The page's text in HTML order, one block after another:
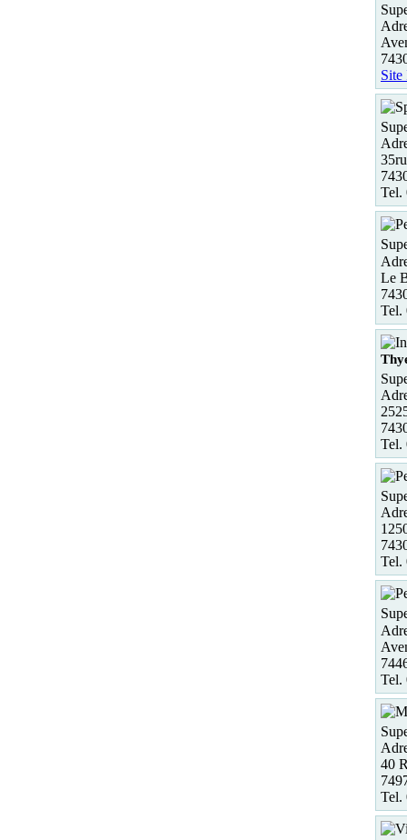
Site
Tel.
Le
Tel.
Tel.
Tel.
Tel.
40
Tel.